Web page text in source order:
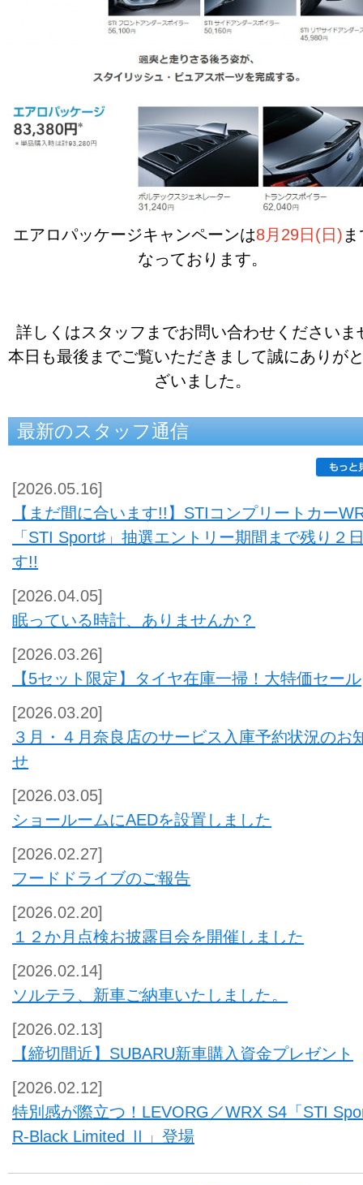
エアロパッケージキャンペーンは8月29日(日)
なっております。
詳しくはスタッフまでお問い合わせくださいま
本日も最後までご覧いただきまして誠にありが
ざいました。
最新のスタッフ通信
[2026.05.16]
【まだ間に合います!!】STIコンプリートカー
「STI Sport♯」抽選エントリー期間まで残り２
す!!
[2026.04.05]
眠っている時計、ありませんか？
[2026.03.26]
【5セット限定】タイヤ在庫一掃！大特価セール
[2026.03.20]
３月・４月奈良店のサービス入庫予約状況のお
せ
[2026.03.05]
ショールームにAEDを設置しました
[2026.02.27]
フードドライブのご報告
[2026.02.20]
１２か月点検お披露目会を開催しました
[2026.02.14]
ソルテラ、新車ご納車いたしました。
[2026.02.13]
【締切間近】SUBARU新車購入資金プレゼント
[2026.02.12]
特別感が際立つ！LEVORG／WRX S4「STI
R-Black Limited Ⅱ」登場